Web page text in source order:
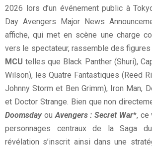
2026 lors d’un événement public à
Day Avengers Major News
affiche, qui met en scène une charge
vers le spectateur, rassemble des
MCU telles que Black Panther (Shuri),
Wilson), les Quatre Fantastiques (Reed
Johnny Storm et Ben Grimm), Iron Man,
et Doctor Strange. Bien que non
Doomsdayou Avengers : Secret War*, ce
personnages centraux de la Saga
révélation s’inscrit ainsi dans une